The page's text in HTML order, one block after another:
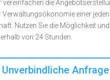
vereinfachen die
Verwaltungsökonomie einer
Nutzen Sie die Möglichkeit
von 24 Stunden.
Unverbindliche